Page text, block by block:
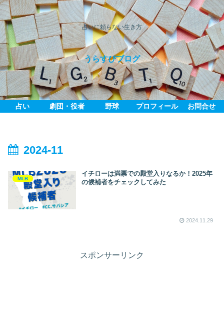
占いに頼らない生き方
うらすぴブログ
占い 劇団・役者 野球 プロフィール お問合せ
2024-11
MLB
イチローは満票での殿堂入りなるか！2025年
の候補者をチェックしてみた
2024.11.29
スポンサーリンク